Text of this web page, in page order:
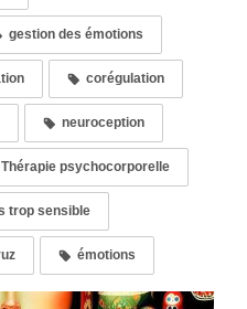
gestion des émotions
corégulation
neuroception
Thérapie psychocorporelle
trop sensible
émotions